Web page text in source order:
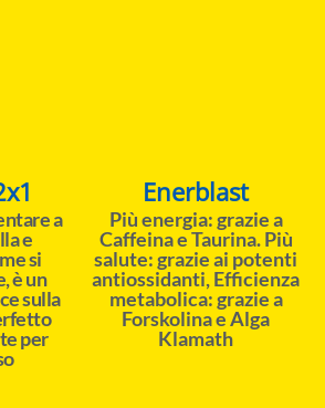
a
e
si
è un
sulla
per
Enerblast
Più energia: grazie a
Caffeina e Taurina. Più
salute: grazie ai potenti
antiossidanti, Efficienza
metabolica: grazie a
Forskolina e Alga
Klamath